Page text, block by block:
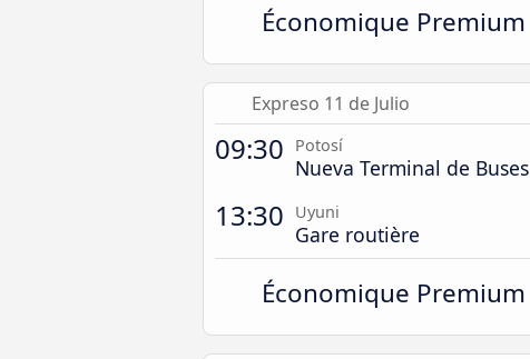
Économique Premium
Expreso 11 de Julio
09:30 Potosí
Nueva Terminal de Buses
13:30 Uyuni
Gare routière
Économique Premium